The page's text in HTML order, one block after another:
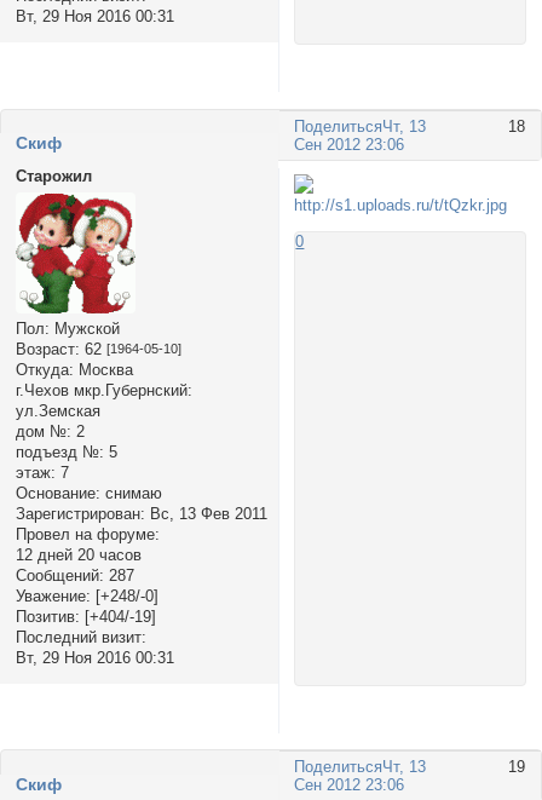
Вт, 29 Ноя 2016 00:31
Поделиться 18
Чт, 13
Сен 2012 23:06
Cкиф
Старожил
Пол: Мужской
Возраст: 62 [1964-05-10]
Откуда: Москва
г.Чехов мкр.Губернский:
ул.Земская
дом №: 2
подъезд №: 5
этаж: 7
Основание: снимаю
Зарегистрирован: Вс, 13 Фев 2011
Провел на форуме:
12 дней 20 часов
Сообщений: 287
Уважение: [+248/-0]
Позитив: [+404/-19]
Последний визит:
Вт, 29 Ноя 2016 00:31
0
Поделиться 19
Чт, 13
Сен 2012 23:06
Cкиф